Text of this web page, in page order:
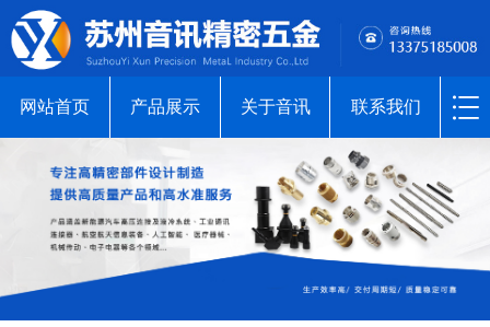
网站首页 产品展示 关于音讯 联系我们